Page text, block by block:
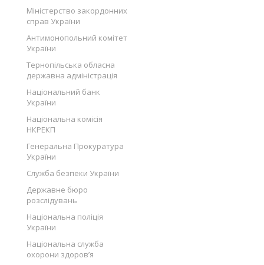
Міністерство закордонних
справ України
Антимонопольний комітет
України
Тернопільська обласна
державна адміністрація
Національний банк
України
Національна комісія
НКРЕКП
Генеральна Прокуратура
України
Служба безпеки України
Державне бюро
розслідувань
Національна поліція
України
Національна служба
охорони здоров’я